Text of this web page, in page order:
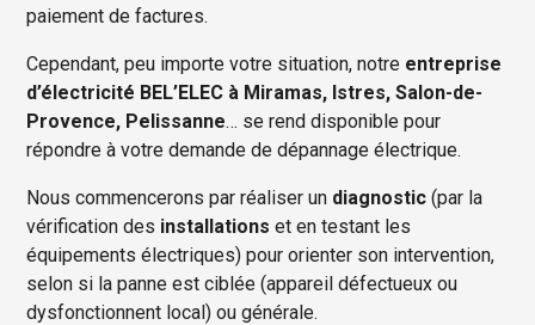
paiement de factures.
Cependant, peu importe votre situation, notre entreprise
d’électricité BEL’ELEC à Miramas, Istres, Salon-de-
Provence, Pelissanne… se rend disponible pour
répondre à votre demande de dépannage électrique.
Nous commencerons par réaliser un diagnostic (par la
vérification des installations et en testant les
équipements électriques) pour orienter son intervention,
selon si la panne est ciblée (appareil défectueux ou
dysfonctionnent local) ou générale.